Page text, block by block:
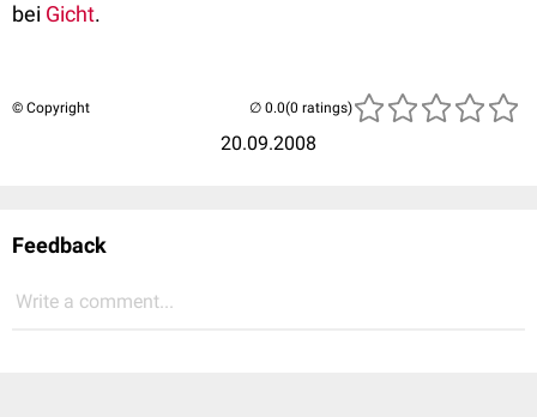
bei Gicht.
© Copyright
20.09.2008
(0 ratings)
Feedback
Write a comment...